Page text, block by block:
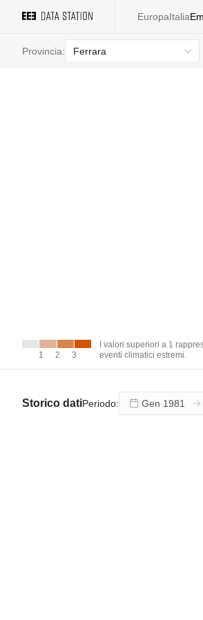
EuropaItalia
Provincia: Ferrara
1 2 3
I valori superiori a 1
eventi climatici estremi.
1 2 3
eventi climatici
estremi.
Storico datiPeriodo: